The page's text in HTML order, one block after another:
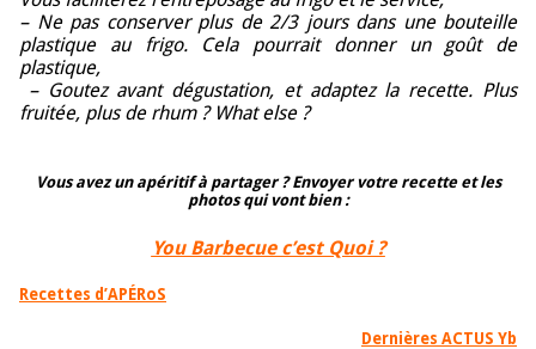
– Ne pas conserver plus de 2/3 jours dans une bouteille
plastique au frigo. Cela pourrait donner un goût de
plastique,
– Goutez avant dégustation, et adaptez la recette. Plus
fruitée, plus de rhum ? What else ?
Vous avez un apéritif à partager ? Envoyer votre recette et les
photos qui vont bien :
You Barbecue c’est Quoi ?
Recettes d’APÉRoS
Dernières ACTUS Yb